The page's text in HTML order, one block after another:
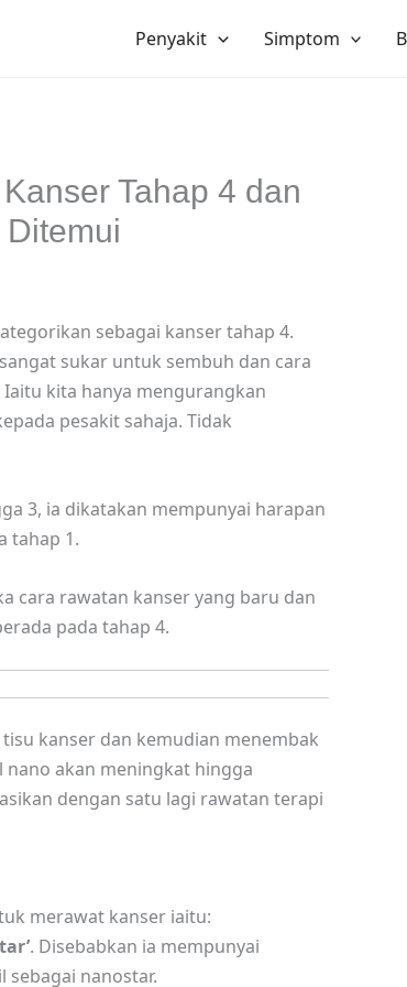
Penyakit Simptom
Tahap 4 dan
sebagai kanser tahap 4.
sukar untuk sembuh dan cara
kita hanya mengurangkan
pesakit sahaja. Tidak
3, ia dikatakan mempunyai harapan
tahap 1.
cara rawatan kanser yang baru dan
pada tahap 4.
kanser dan kemudian menembak
nano akan meningkat hingga
dengan satu lagi rawatan terapi
merawat kanser iaitu:
. Disebabkan ia mempunyai
sebagai nanostar.